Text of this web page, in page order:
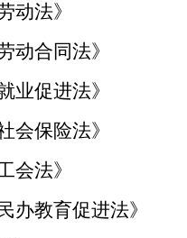
动法》
动合同法》
业促进法》
会保险法》
会法》
办教育促进法》